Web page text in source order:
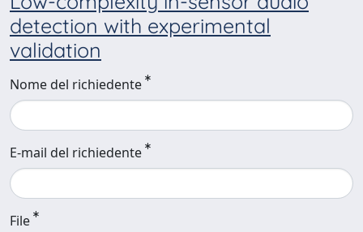
detection with experimental
validation
Nome del richiedente
E-mail del richiedente
File